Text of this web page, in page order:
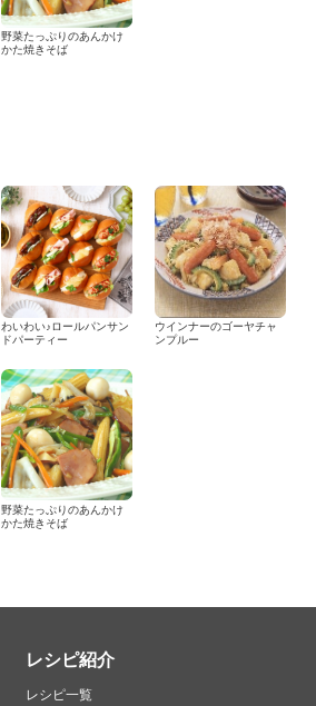
野菜たっぷりのあんかけ
かた焼きそば
わいわい♪ロールパンサン
ドパーティー
ウインナーのゴーヤチャ
ンプルー
野菜たっぷりのあんかけ
かた焼きそば
レシピ紹介
レシピ一覧